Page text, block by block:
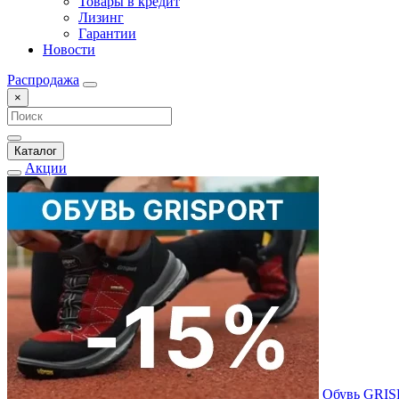
Лизинг
Гарантии
Новости
Распродажа
×
Каталог
Акции
Обувь